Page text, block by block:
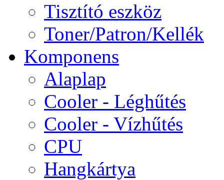
Tisztító eszköz
Toner/Patron/Kellék
Komponens
Alaplap
Cooler - Léghűtés
Cooler - Vízhűtés
CPU
Hangkártya